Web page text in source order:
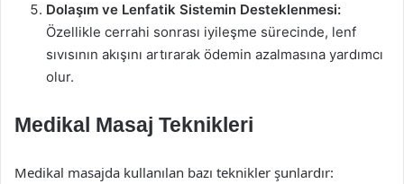
Dolaşım ve Lenfatik Sistemin Desteklenmesi:
Özellikle cerrahi sonrası iyileşme sürecinde, lenf
sıvısının akışını artırarak ödemin azalmasına yardımcı
olur.
Medikal Masaj Teknikleri
Medikal masajda kullanılan bazı teknikler şunlardır: